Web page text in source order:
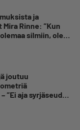
ja
Rinne: ”Kun
silmiin, olen
joutuu
aja syrjäseudun